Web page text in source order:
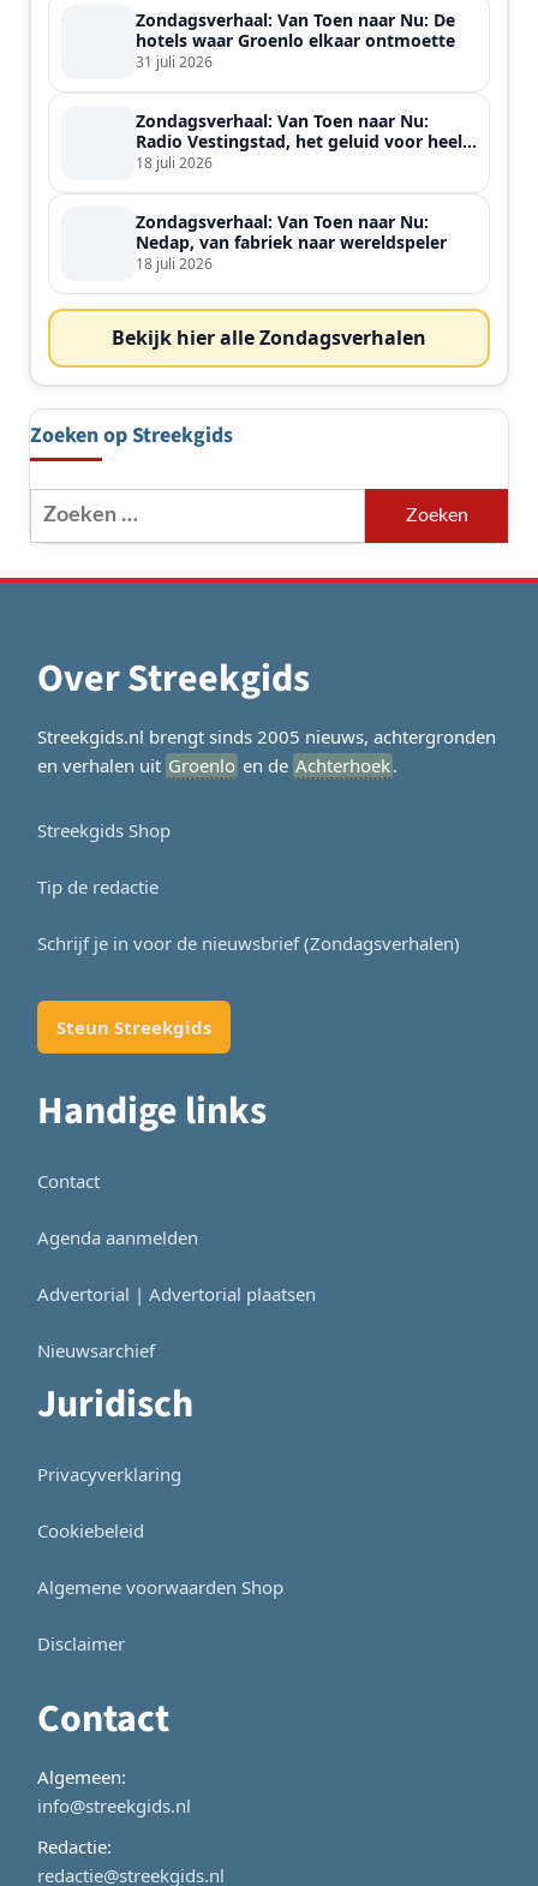
Zondagsverhaal: Van Toen naar Nu: De
hotels waar Groenlo elkaar ontmoette
31 juli 2026
Zondagsverhaal: Van Toen naar Nu:
Radio Vestingstad, het geluid voor heel
de streek
18 juli 2026
Zondagsverhaal: Van Toen naar Nu:
Nedap, van fabriek naar wereldspeler
18 juli 2026
Bekijk hier alle Zondagsverhalen
Zoeken op Streekgids
Zoeken
naar:
Over Streekgids
Streekgids.nl brengt sinds 2005 nieuws, achtergronden
en verhalen uit Groenlo en de Achterhoek.
Streekgids Shop
Tip de redactie
Schrijf je in voor de nieuwsbrief (Zondagsverhalen)
Steun Streekgids
Handige links
Contact
Agenda aanmelden
Advertorial | Advertorial plaatsen
Nieuwsarchief
Juridisch
Privacyverklaring
Cookiebeleid
Algemene voorwaarden Shop
Disclaimer
Contact
Algemeen:
info@streekgids.nl
Redactie:
redactie@streekgids.nl